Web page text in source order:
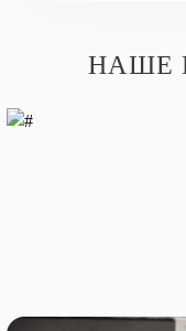
НАШЕ